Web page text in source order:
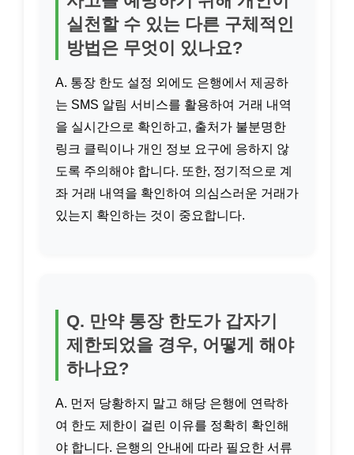
실천할 수 있는 다른 구체적인
방법은 무엇이 있나요?
A. 통장 한도 설정 외에도 은행에서 제공하
는 SMS 알림 서비스를 활용하여 거래 내역
을 실시간으로 확인하고, 출처가 불분명한
링크 클릭이나 개인 정보 요구에 응하지 않
도록 주의해야 합니다. 또한, 정기적으로 계
좌 거래 내역을 확인하여 의심스러운 거래가
있는지 확인하는 것이 중요합니다.
Q. 만약 통장 한도가 갑자기
제한되었을 경우, 어떻게 해야
하나요?
A. 먼저 당황하지 말고 해당 은행에 연락하
여 한도 제한이 걸린 이유를 정확히 확인해
야 합니다. 은행의 안내에 따라 필요한 서류